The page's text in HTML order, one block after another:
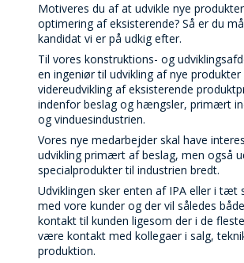
Motiveres du af at udvikle nye
optimering af eksisterende? Så er du
kandidat vi er på udkig efter.
Til vores konstruktions- og
en ingeniør til udvikling af nye
videreudvikling af eksisterende
indenfor beslag og hængsler, primært
og vinduesindustrien.
Vores nye medarbejder skal have
udvikling primært af beslag, men også
specialprodukter til industrien bredt.
Udviklingen sker enten af IPA eller i tæt
med vore kunder og der vil således
kontakt til kunden ligesom der i de
være kontakt med kollegaer i salg,
produktion.